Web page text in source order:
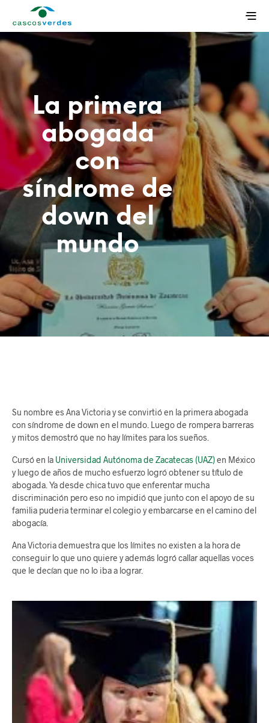
La primera
abogada
con
síndrome de
down del
mundo
Su nombre es Ana Victoria y se convirtió en la primera abogada
con síndrome de down en el mundo. Luego de rompera barreras
y mitos demostró que no hay límites para los sueños.
Cursó en la Universidad Autónoma de Zacatecas (UAZ)en México
y luego de años de mucho esfuerzo logró obtener su título de
abogada. Ya desde chica tuvo que enferentar mucha
discriminación pero eso no impidió que junto con el apoyo de su
familia puderia terminar el colegio y embarcarse en el camino del
abogacía.
Ana Victoria demuestra que los límites no existen a la hora de
conseguir lo que uno quiere y además logró callar aquellas voces
que le decían que no lo iba a lograr.